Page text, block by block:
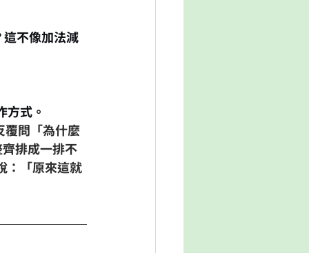
不像加法減
式。
覆問「為什麼
排成一排不
：「原來這就